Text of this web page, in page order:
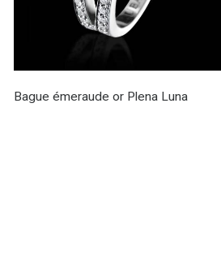
Bague émeraude or Plena Luna